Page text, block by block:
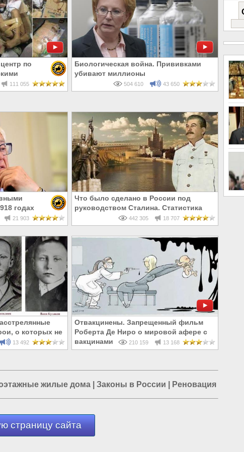
по
111 055
Биологическая война. Прививками
убивают миллионы
504 610 43 650
годах
а не русские
21 903
Что было сделано в России под
руководством Сталина. Статистика
442 305 18 707
о которых не
13 492
Отвакцинены. Запрещенный фильм
Роберта Де Ниро о мировой афере с
вакцинами
210 159 13 168
жилые дома Законы в России Реновация в
страницу сайта